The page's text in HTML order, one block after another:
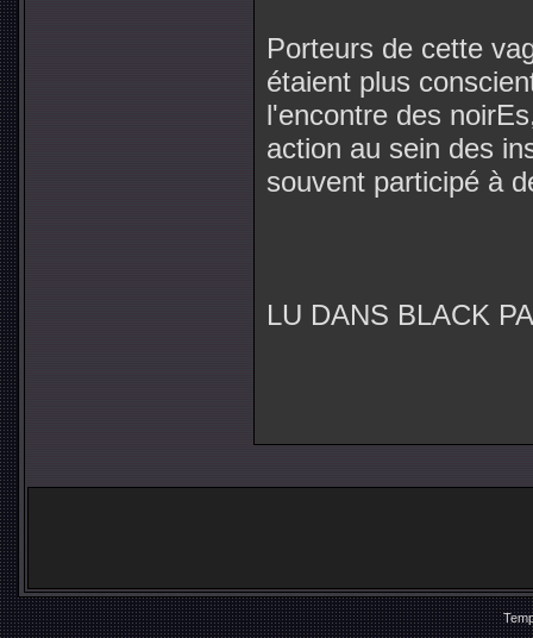
Porteurs de cette
étaient plus
l'encontre des
action au sein des
souvent participé à
LU DANS BLACK